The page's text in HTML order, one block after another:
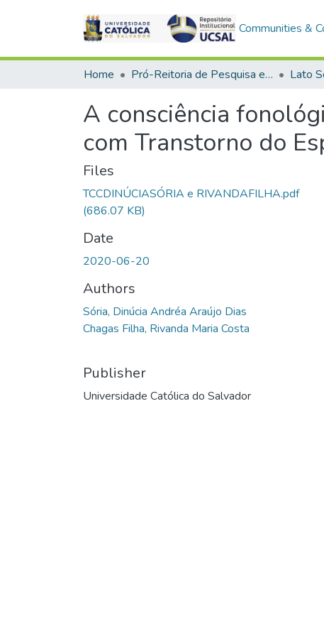
Communities &
Home Pró-Reitoria de Pesquisa e Pós-Graduação > Stricto Sensu Lato
A consciência
com Transtorno do
Files
TCCDINÚCIASÓRIA e RIVANDAFILHA.pdf
(686.07 KB)
Date
2020-06-20
Authors
Sória, Dinúcia Andréa Araújo Dias
Chagas Filha, Rivanda Maria Costa
Publisher
Universidade Católica do Salvador